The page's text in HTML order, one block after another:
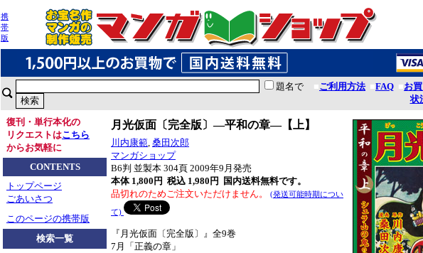
携
帯
版
題名で ■ご利用方法■FAQ ■お
状
復刊・単行本化の
リクエストはこちら
からお気軽に
CONTENTS
トップページ
ごあいさつ
このページの携帯版
検索一覧
月光仮面〔完全版〕―平和の章―【上】
川内康範, 桑田次郎
マンガショップ
B6判 並製本 304頁 2009年9月発売
本体 1,800円 税込 1,980円
国内送料無料です。
品切れのためご注文いただけません。
(発送可能時期につい
て)
『月光仮面〔完全版〕』全9巻
7月「正義の章」